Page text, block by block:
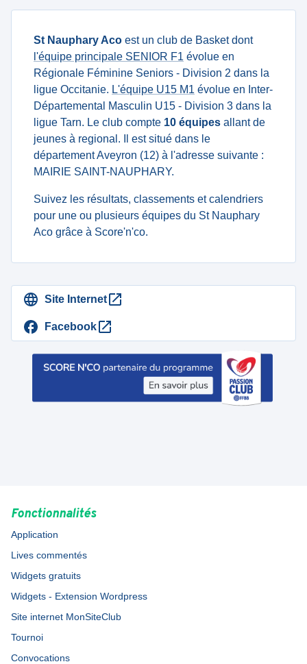
St Nauphary Aco est un club de Basket dont
l'équipe principale SENIOR F1 évolue en
Régionale Féminine Seniors - Division 2 dans la
ligue Occitanie. L'équipe U15 M1 évolue en Inter-
Départemental Masculin U15 - Division 3 dans la
ligue Tarn. Le club compte 10 équipes allant de
jeunes à regional. Il est situé dans le
département Aveyron (12) à l'adresse suivante :
MAIRIE SAINT-NAUPHARY.
Suivez les résultats, classements et calendriers
pour une ou plusieurs équipes du St Nauphary
Aco grâce à Score'n'co.
Site Internet
Facebook
Fonctionnalités
Application
Lives commentés
Widgets gratuits
Widgets - Extension Wordpress
Site internet MonSiteClub
Tournoi
Convocations